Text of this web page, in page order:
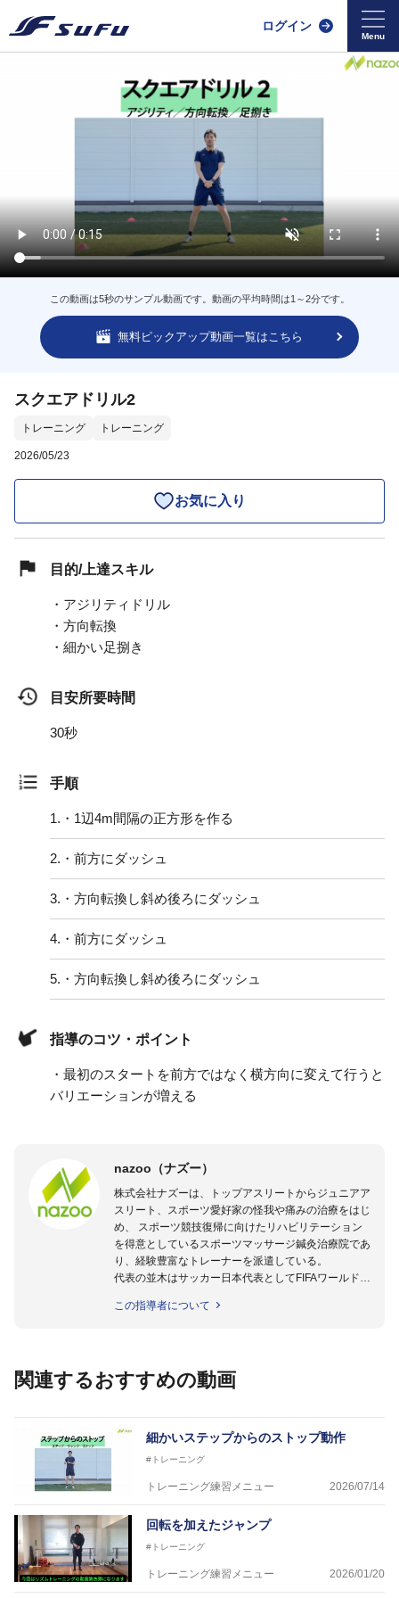
ログイン
この動画は5秒のサンプル動画です。動画の平均時間は1～2分です。
無料ピックアップ動画一覧はこちら
スクエアドリル2
トレーニング トレーニング
2026/05/23
お気に入り
目的/上達スキル
・アジリティドリル
・方向転換
・細かい足捌き
目安所要時間
30秒
手順
1. ・1辺4m間隔の正方形を作る
2. ・前方にダッシュ
3. ・方向転換し斜め後ろにダッシュ
4. ・前方にダッシュ
5. ・方向転換し斜め後ろにダッシュ
指導のコツ・ポイント
・最初のスタートを前方ではなく横方向に変えて行うと
バリエーションが増える
nazoo（ナズー）
株式会社ナズーは、トップアスリートからジュニアア
スリート、スポーツ愛好家の怪我や痛みの治療をはじ
め、 スポーツ競技復帰に向けたリハビリテーション
を得意としているスポーツマッサージ鍼灸治療院であ
り、経験豊富なトレーナーを派遣している。
代表の並木はサッカー日本代表としてFIFAワールドカ
のほかU-23日本代表のアスレティックトレーナーと
世代のサッカーを中心に、WJBL、社会人ラグビー、
を派遣している。
さらには講演会やセミナー、専門学校などの教育機関
に講師を派遣するなど後進育成にも力を入れている。
「一人一人の健康な人生をサポートする」を企業理念
からサポートし、一人一人の「楽しく、豊かに、生き
生きと」生きる、そんな『健康な人生』をサポートし
ている。
この指導者について
関連するおすすめの動画
細かいステップからのストップ動作
#トレーニング
トレーニング練習メニュー 2026/07/14
回転を加えたジャンプ
#トレーニング
トレーニング練習メニュー 2026/01/20